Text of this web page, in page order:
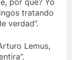
tratando
verdad”.
Lemus,